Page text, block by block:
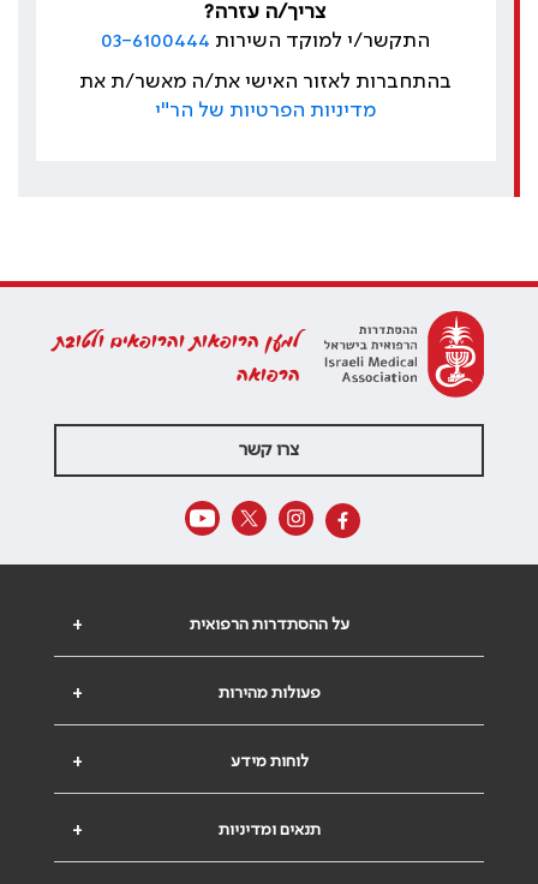
צריך/ה עזרה?
התקשר/י למוקד השירות 03-6100444
בהתחברות לאזור האישי את/ה מאשר/ת את
מדיניות הפרטיות של הר"י
למען הרופאות והרופאים ולטובת
הרפואה
צרו קשר
+ על ההסתדרות הרפואית
+ פעולות מהירות
+ לוחות מידע
+ תנאים ומדיניות